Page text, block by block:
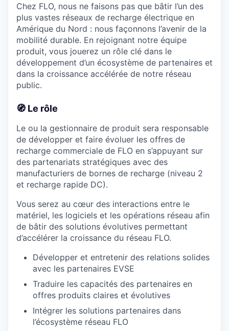
Chez FLO, nous ne faisons pas que bâtir l’un des
plus vastes réseaux de recharge électrique en
Amérique du Nord : nous façonnons l’avenir de la
mobilité durable. En rejoignant notre équipe
produit, vous jouerez un rôle clé dans le
développement d’un écosystème de partenaires et
dans la croissance accélérée de notre réseau
public.
🧭 Le rôle
Le ou la gestionnaire de produit sera responsable
de développer et faire évoluer les offres de
recharge commerciale de FLO en s’appuyant sur
des partenariats stratégiques avec des
manufacturiers de bornes de recharge (niveau 2
et recharge rapide DC).
Vous serez au cœur des interactions entre le
matériel, les logiciels et les opérations réseau afin
de bâtir des solutions évolutives permettant
d’accélérer la croissance du réseau FLO.
Développer et entretenir des relations solides
avec les partenaires EVSE
Traduire les capacités des partenaires en
offres produits claires et évolutives
Intégrer les solutions partenaires dans
l’écosystème réseau FLO